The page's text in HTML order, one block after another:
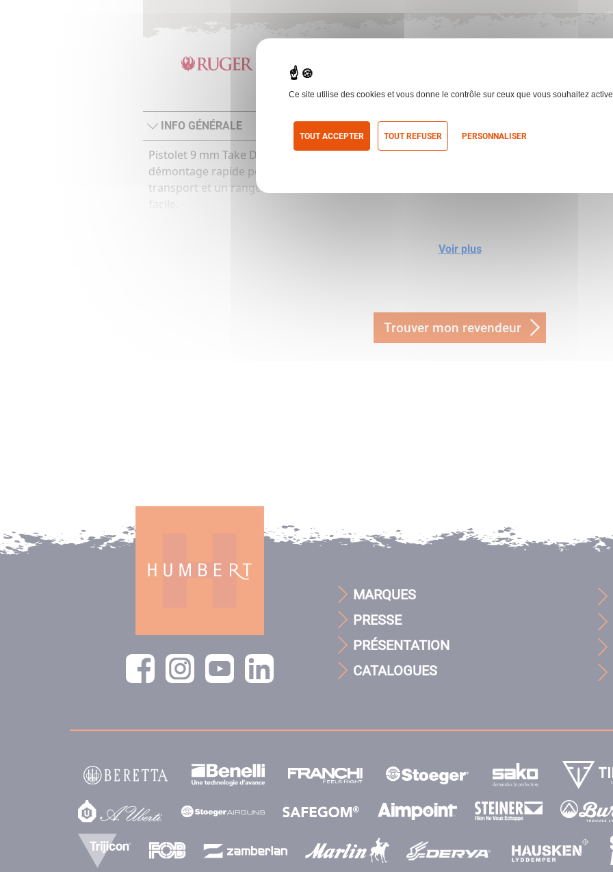
INFO GÉNÉRALE
Pistolet 9 mm Take Down,
démontage rapide pour un
transport et un rangement
CARACTÉRISTIQUES
Chargeur :17
Voir plus
Trouver mon revendeur
MARQUES
PRESSE
PRÉSENTATION
CATALOGUES
Ce site utilise des cookies et vous donne le contrôle sur ceux que vous souhaitez
TOUT ACCEPTER TOUT REFUSER PERSONNALISER